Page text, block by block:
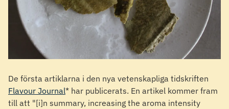
De första artiklarna i den nya vetenskapliga tidskriften
Flavour Journal* har publicerats. En artikel kommer fram
till att "[i]n summary, increasing the aroma intensity